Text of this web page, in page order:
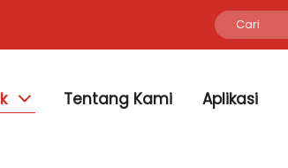
Tentang Kami Aplikasi